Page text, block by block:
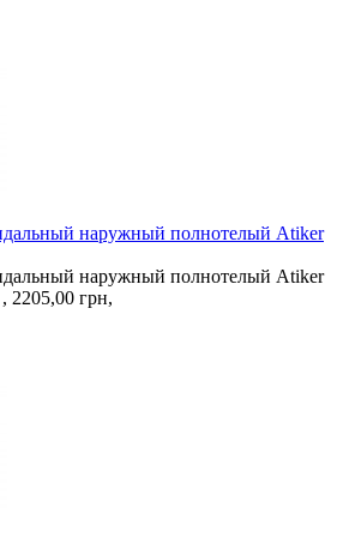
наружный полнотелый Atiker
наружный полнотелый Atiker
2205,00 грн,